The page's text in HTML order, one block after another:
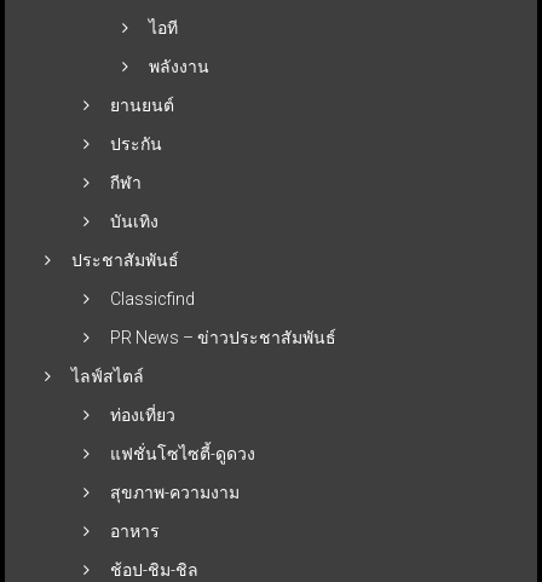
ไอที
พลังงาน
ยานยนต์
ประกัน
กีฬา
บันเทิง
ประชาสัมพันธ์
Classicfind
PR News – ข่าวประชาสัมพันธ์
ไลฟ์สไตล์
ท่องเที่ยว
แฟชั่นโซไซตี้-ดูดวง
สุขภาพ-ความงาม
อาหาร
ช้อป-ชิม-ชิล